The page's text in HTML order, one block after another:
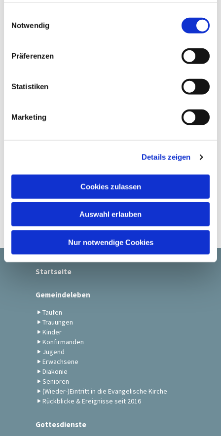
Notwendig
Präferenzen
Statistiken
Marketing
Details zeigen
Cookies zulassen
Auswahl erlauben
Nur notwendige Cookies
Startseite
Gemeindeleben
Taufen
Trauungen
Kinder
Konfirmanden
Jugend
Erwachsene
Diakonie
Senioren
(Wieder-)Eintritt in die Evangelische Kirche
Rückblicke & Ereignisse seit 2016
Gottesdienste